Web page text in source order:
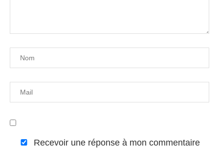
Recevoir une réponse à mon commentaire